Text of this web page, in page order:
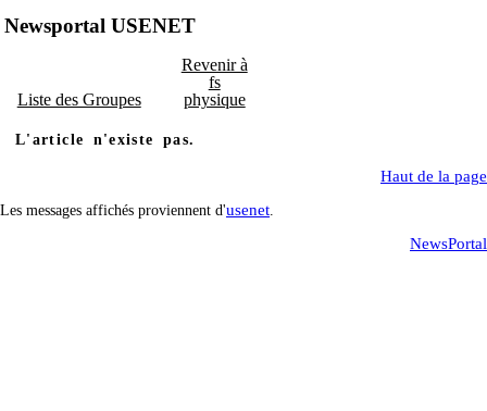
Newsportal USENET
Liste des Groupes
Revenir à
fs
physique
L'article n'existe pas.
Haut de la page
Les messages affichés proviennent d'usenet
NewsPortal